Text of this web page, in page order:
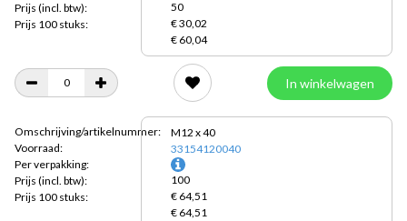
Prijs (incl. btw):
Prijs 100 stuks:
50
€ 30,02
€ 60,04
In winkelwagen
Omschrijving/artikelnummer:
Voorraad:
Per verpakking:
Prijs (incl. btw):
Prijs 100 stuks:
M12 x 40
33154120040
100
€ 64,51
€ 64,51